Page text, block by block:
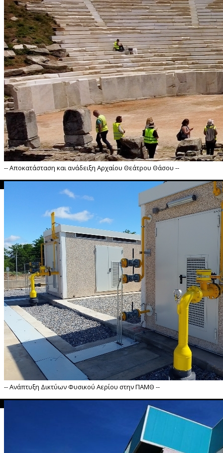
-- Αποκατάσταση και ανάδειξη Αρχαίου Θεάτρου Θάσου --
">
και ανάδειξη Αρχαίου Θεάτρου Θάσου --
-- Ανάπτυξη Δικτύων Φυσικού Αερίου στην ΠΑΜΘ --
">
Δικτύων Φυσικού Αερίου στην ΠΑΜΘ --